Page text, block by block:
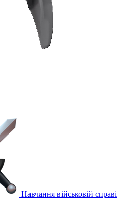
Навчання військовій справі